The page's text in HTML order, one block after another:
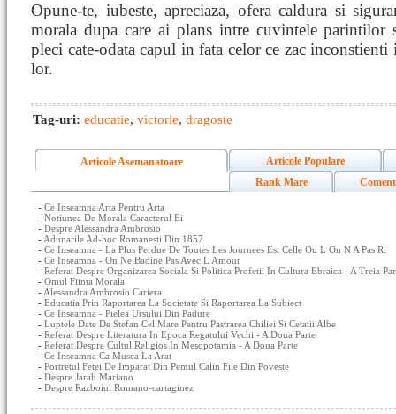
Opune-te, iubeste, apreciaza, ofera caldura si
morala dupa care ai plans intre cuvintele parintilor
pleci cate-odata capul in fata celor ce zac
lor.
Tag-uri: educatie, victorie, dragoste
Articole Asemanatoare
Articole Populare
Rank Mare
- Ce Inseamna Arta Pentru Arta
- Notiunea De Morala Caracterul Ei
- Despre Alessandra Ambrosio
- Adunarile Ad-hoc Romanesti Din 1857
- Ce Inseamna - La Plus Perdue De Toutes Les Journees Est Celle Ou L On N A Pas Ri
- Ce Inseamna - On Ne Badine Pas Avec L Amour
- Referat Despre Organizarea Sociala Si Politica Profetii In Cultura Ebraica - A Treia
- Omul Fiinta Morala
- Alessandra Ambrosio Cariera
- Educatia Prin Raportarea La Societate Si Raportarea La Subiect
- Ce Inseamna - Pielea Ursului Din Padure
- Luptele Date De Stefan Cel Mare Pentru Pastrarea Chiliei Si Cetatii Albe
- Referat Despre Literatura In Epoca Regatului Vechi - A Doua Parte
- Referat Despre Cultul Religios In Mesopotamia - A Doua Parte
- Ce Inseamna Ca Musca La Arat
- Portretul Fetei De Imparat Din Pemul Calin File Din Poveste
- Despre Jarah Mariano
- Despre Razboiul Romano-cartaginez